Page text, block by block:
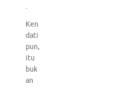
.
Ken
dati
pun,
itu
buk
an